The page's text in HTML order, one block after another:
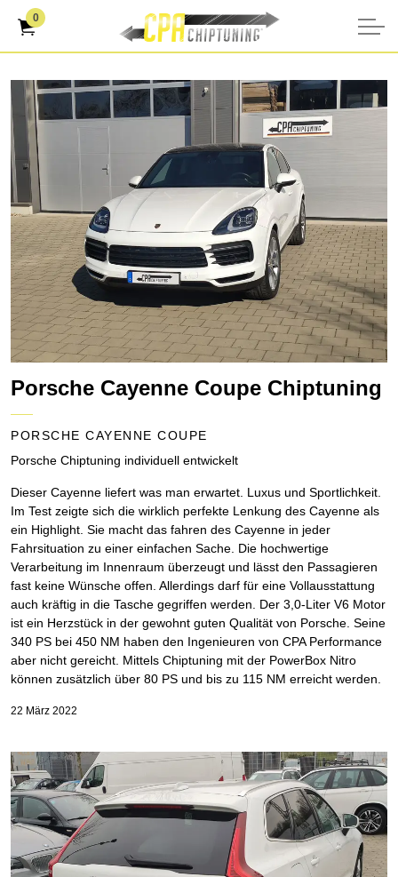
0
Porsche Cayenne Coupe Chiptuning
PORSCHE CAYENNE COUPE
Porsche Chiptuning individuell entwickelt
Dieser Cayenne liefert was man erwartet. Luxus und Sportlichkeit.
Im Test zeigte sich die wirklich perfekte Lenkung des Cayenne als
ein Highlight. Sie macht das fahren des Cayenne in jeder
Fahrsituation zu einer einfachen Sache. Die hochwertige
Verarbeitung im Innenraum überzeugt und lässt den Passagieren
fast keine Wünsche offen. Allerdings darf für eine Vollausstattung
auch kräftig in die Tasche gegriffen werden. Der 3,0-Liter V6 Motor
ist ein Herzstück in der gewohnt guten Qualität von Porsche. Seine
340 PS bei 450 NM haben den Ingenieuren von CPA Performance
aber nicht gereicht. Mittels Chiptuning mit der PowerBox Nitro
können zusätzlich über 80 PS und bis zu 115 NM erreicht werden.
22 März 2022